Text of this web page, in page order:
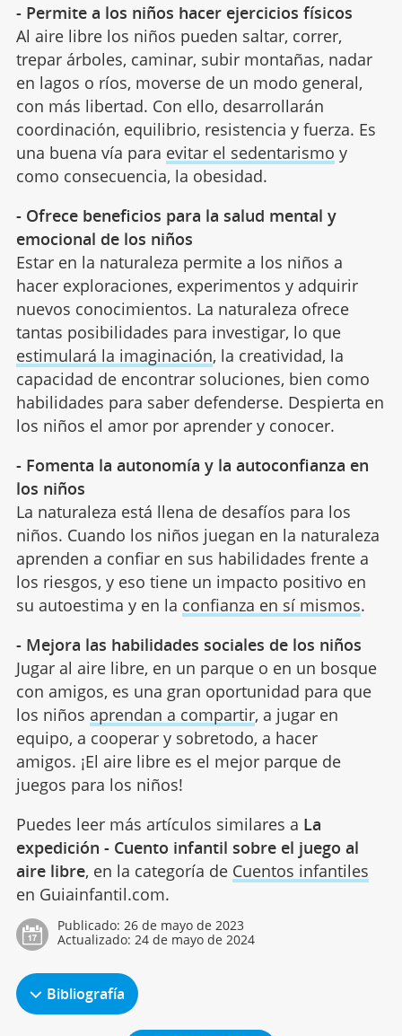
- Permite a los niños hacer ejercicios físicos
Al aire libre los niños pueden saltar, correr,
trepar árboles, caminar, subir montañas, nadar
en lagos o ríos, moverse de un modo general,
con más libertad. Con ello, desarrollarán
coordinación, equilibrio, resistencia y fuerza. Es
una buena vía para evitar el sedentarismo y
como consecuencia, la obesidad.
- Ofrece beneficios para la salud mental y
emocional de los niños
Estar en la naturaleza permite a los niños a
hacer exploraciones, experimentos y adquirir
nuevos conocimientos. La naturaleza ofrece
tantas posibilidades para investigar, lo que
estimulará la imaginación, la creatividad, la
capacidad de encontrar soluciones, bien como
habilidades para saber defenderse. Despierta en
los niños el amor por aprender y conocer.
- Fomenta la autonomía y la autoconfianza en
los niños
La naturaleza está llena de desafíos para los
niños. Cuando los niños juegan en la naturaleza
aprenden a confiar en sus habilidades frente a
los riesgos, y eso tiene un impacto positivo en
su autoestima y en la confianza en sí mismos.
- Mejora las habilidades sociales de los niños
Jugar al aire libre, en un parque o en un bosque
con amigos, es una gran oportunidad para que
los niños aprendan a compartir, a jugar en
equipo, a cooperar y sobretodo, a hacer
amigos. ¡El aire libre es el mejor parque de
juegos para los niños!
Puedes leer más artículos similares a La
expedición - Cuento infantil sobre el juego al
aire libre, en la categoría de Cuentos infantiles
en Guiainfantil.com.
Publicado: 26 de mayo de 2023
Actualizado: 24 de mayo de 2024
Bibliografía